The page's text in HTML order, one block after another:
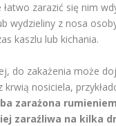
łatwo zarazić się nim
wydzieliny z nosa
kaszlu lub kichania.
do zakażenia może
krwią nosiciela,
zarażona
zaraźliwa na kilka